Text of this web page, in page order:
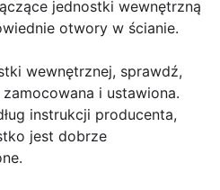
jednostki wewnętrzną
otwory w ścianie.
wewnętrznej, sprawdź,
i ustawiona.
instrukcji producenta,
jest dobrze